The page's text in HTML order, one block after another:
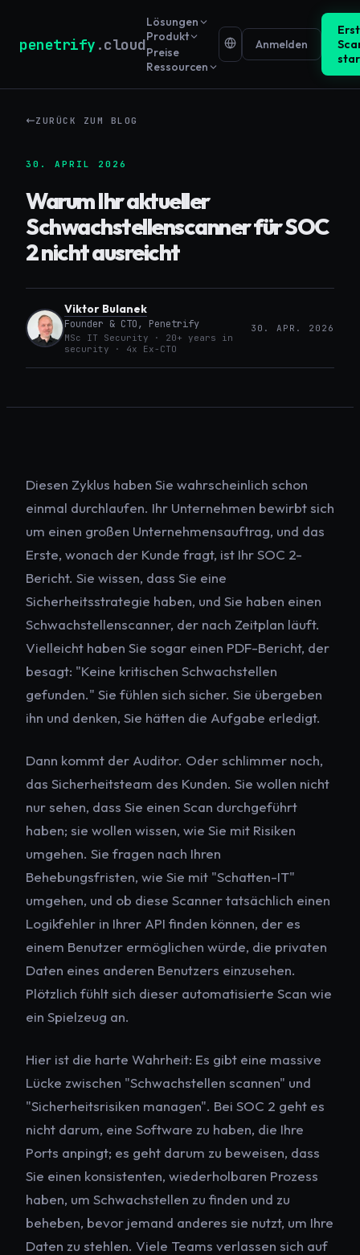
penetrify .cloud
Lösungen
Produkt
Preise
Ressourcen
Anmelden
ZURÜCK ZUM BLOG
30. APRIL 2026
Warum Ihr aktueller
Schwachstellenscanner für SOC
2 nicht ausreicht
Viktor Bulanek
Founder & CTO, Penetrify
MSc IT Security · 20+ years in
security · 4x Ex-CTO
30. APR. 2026
Diesen Zyklus haben Sie wahrscheinlich schon
einmal durchlaufen. Ihr Unternehmen bewirbt sich
um einen großen Unternehmensauftrag, und das
Erste, wonach der Kunde fragt, ist Ihr SOC 2-
Bericht. Sie wissen, dass Sie eine
Sicherheitsstrategie haben, und Sie haben einen
Schwachstellenscanner, der nach Zeitplan läuft.
Vielleicht haben Sie sogar einen PDF-Bericht, der
besagt: "Keine kritischen Schwachstellen
gefunden." Sie fühlen sich sicher. Sie übergeben
ihn und denken, Sie hätten die Aufgabe erledigt.
Dann kommt der Auditor. Oder schlimmer noch,
das Sicherheitsteam des Kunden. Sie wollen nicht
nur sehen, dass Sie einen Scan durchgeführt
haben; sie wollen wissen, wie Sie mit Risiken
umgehen. Sie fragen nach Ihren
Behebungsfristen, wie Sie mit "Schatten-IT"
umgehen, und ob diese Scanner tatsächlich einen
Logikfehler in Ihrer API finden können, der es
einem Benutzer ermöglichen würde, die privaten
Daten eines anderen Benutzers einzusehen.
Plötzlich fühlt sich dieser automatisierte Scan wie
ein Spielzeug an.
Hier ist die harte Wahrheit: Es gibt eine massive
Lücke zwischen "Schwachstellen scannen" und
"Sicherheitsrisiken managen". Bei SOC 2 geht es
nicht darum, eine Software zu haben, die Ihre
Ports anpingt; es geht darum zu beweisen, dass
Sie einen konsistenten, wiederholbaren Prozess
haben, um Schwachstellen zu finden und zu
beheben, bevor jemand anderes sie nutzt, um Ihre
Daten zu stehlen. Viele Teams verlassen sich auf